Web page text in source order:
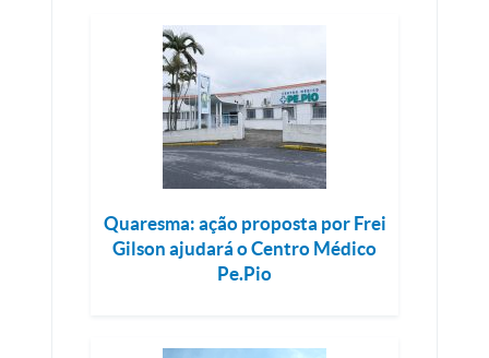
Quaresma: ação proposta por Frei
Gilson ajudará o Centro Médico
Pe.Pio